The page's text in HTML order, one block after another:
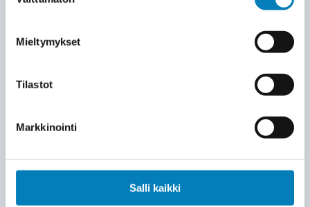
Mieltymykset
Tilastot
Markkinointi
Salli kaikki
7 LASKU JA HUOLTOSOPIMUS
kumppaninasi myös jatkossa – meiltä
maalämpöpumpun huollonja teknisen